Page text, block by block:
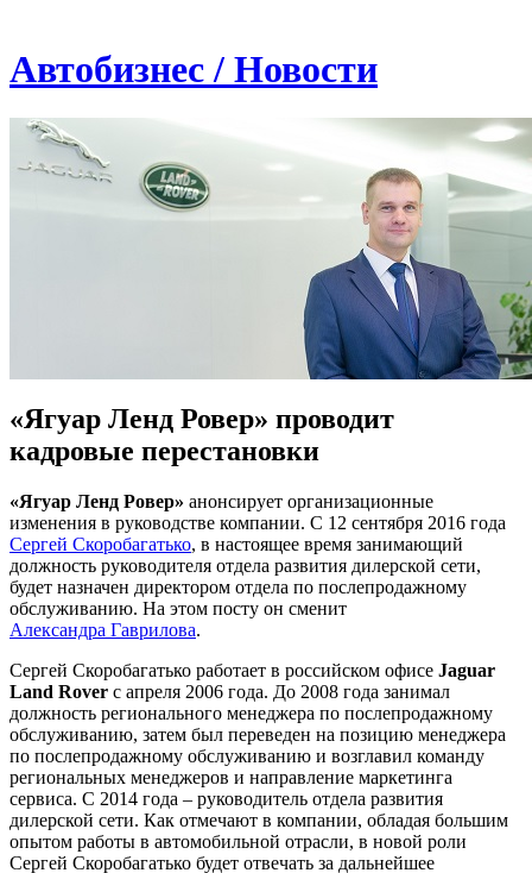
Автобизнес / Новости
«Ягуар Ленд Ровер» проводит
кадровые перестановки
«Ягуар Ленд Ровер» анонсирует организационные
изменения в руководстве компании. С 12 сентября 2016 года
Сергей Скоробагатько, в настоящее время занимающий
должность руководителя отдела развития дилерской сети,
будет назначен директором отдела по послепродажному
обслуживанию. На этом посту он сменит
Александра Гаврилова.
Сергей Скоробагатько работает в российском офисе Jaguar
Land Rover с апреля 2006 года. До 2008 года занимал
должность регионального менеджера по послепродажному
обслуживанию, затем был переведен на позицию менеджера
по послепродажному обслуживанию и возглавил команду
региональных менеджеров и направление маркетинга
сервиса. С 2014 года – руководитель отдела развития
дилерской сети. Как отмечают в компании, обладая большим
опытом работы в автомобильной отрасли, в новой роли
Сергей Скоробагатько будет отвечать за дальнейшее